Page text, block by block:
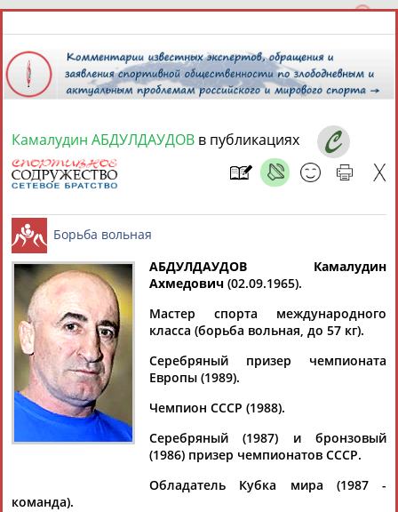
7 августа 2026 года,07:15
СПОРТСМЕНЫ, ТРЕНЕРЫ И СПЕЦИАЛИСТЫ
Найдено: 13181персон Расширенный поиск
Аслаудин
АБАЕВ
Елена
АБАИМОВА
Мария
АБАРЕНОВ
Тамилла
АБАСОВА
Рамазан
АБАЧАРАЕВ
АБАШИДЗЕ
Камалудин АБДУЛДАУДОВ в публикациях
Борьба вольная
АБДУЛДАУДОВ Камалудин
Ахмедович (02.09.1965).
Мастер спорта международного
класса (борьба вольная, до 57 кг).
Серебряный призер чемпионата
Европы (1989).
Чемпион СССР (1988).
Серебряный (1987) и бронзовый
(1986) призер чемпионатов СССР.
Обладатель Кубка мира (1987 -
команда).